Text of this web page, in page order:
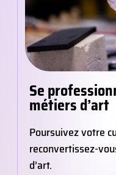
Se
métiers d’art
Poursuivez votre
reconvertissez-
d’art.